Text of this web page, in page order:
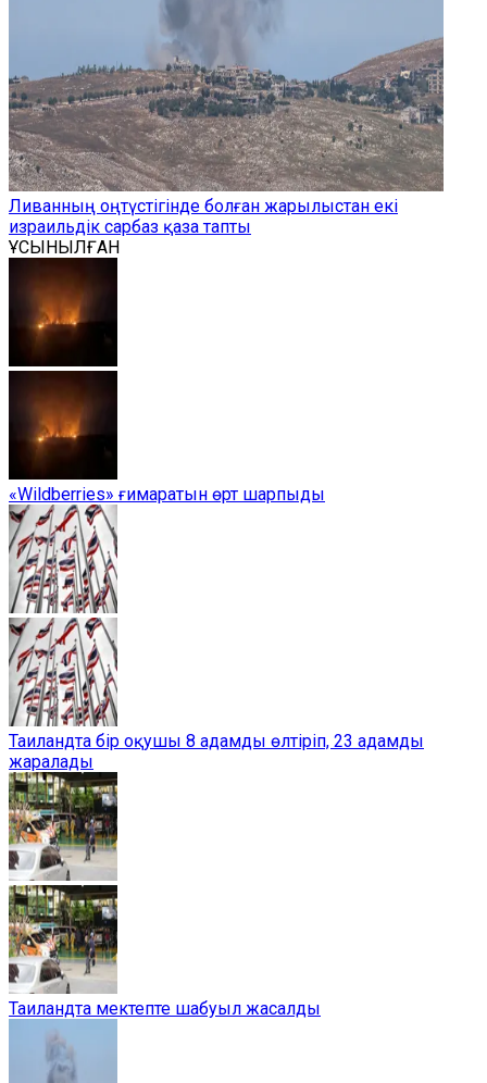
Ливанның оңтүстігінде болған жарылыстан екі
израильдік сарбаз қаза тапты
ҰСЫНЫЛҒАН
«Wildberries» ғимаратын өрт шарпыды
Таиландта бір оқушы 8 адамды өлтіріп, 23 адамды
жаралады
Таиландта мектепте шабуыл жасалды